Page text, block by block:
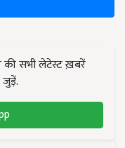
की सभी लेटेस्ट ख़बरें